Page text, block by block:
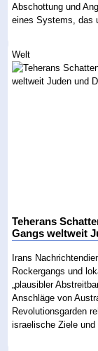
Abschottung und
eines Systems, das
Welt
Teherans
Gangs weltweit
Irans
Rockergangs und
„plausibler
Anschläge von
Revolutionsgarden
israelische Ziele